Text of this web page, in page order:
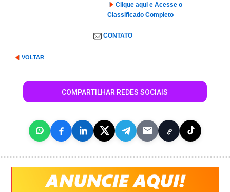
Clique aqui e Acesse o
Classificado Completo
CONTATO
VOLTAR
COMPARTILHAR REDES SOCIAIS